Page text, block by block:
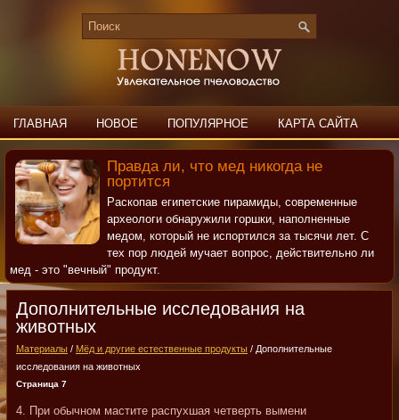
ГЛАВНАЯ НОВОЕ ПОПУЛЯРНОЕ КАРТА САЙТА
ПОИСК КОНТАКТЫ
Правда ли, что мед никогда не
портится
Раскопав египетские пирамиды, современные
археологи обнаружили горшки, наполненные
медом, который не испортился за тысячи лет. С
тех пор людей мучает вопрос, действительно ли
мед - это "вечный" продукт.
Дополнительные исследования на
животных
Материалы / Мёд и другие естественные продукты / Дополнительные
исследования на животных
Страница 7
4. При обычном мастите распухшая четверть вымени